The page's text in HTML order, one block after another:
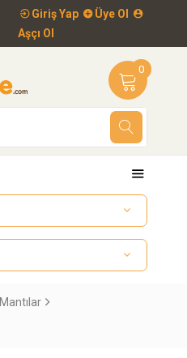
Giriş Yap
Üye Ol
Aşçı Ol
0
Mantılar